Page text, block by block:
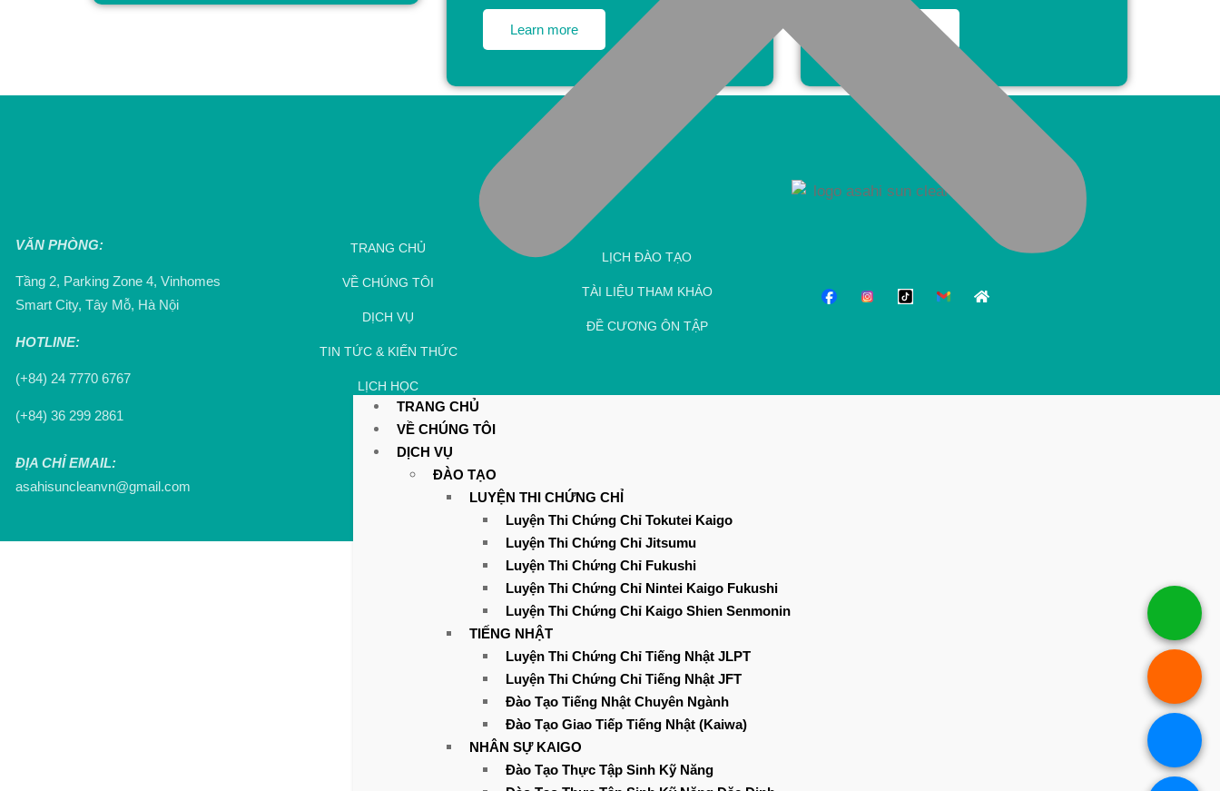
TRANG CHỦ
VỀ CHÚNG TÔI
DỊCH VỤ
ĐÀO TẠO
LUYỆN THI CHỨNG CHỈ
Luyện Thi Chứng Chỉ Tokutei Kaigo
Luyện Thi Chứng Chỉ Jitsumu
Luyện Thi Chứng Chỉ Fukushi
Luyện Thi Chứng Chỉ Nintei Kaigo Fukushi
Luyện Thi Chứng Chỉ Kaigo Shien Senmonin
TIẾNG NHẬT
Luyện Thi Chứng Chỉ Tiếng Nhật JLPT
Luyện Thi Chứng Chỉ Tiếng Nhật JFT
Đào Tạo Tiếng Nhật Chuyên Ngành
Đào Tạo Giao Tiếp Tiếng Nhật (Kaiwa)
NHÂN SỰ KAIGO
Đào Tạo Thực Tập Sinh Kỹ Năng
Learn more
VĂN PHÒNG:
Tầng 2, Parking Zone 4, Vinhomes
Smart City, Tây Mỗ, Hà Nội
HOTLINE:
(+84) 24 7770 6767
(+84) 36 299 2861
ĐỊA CHỈ EMAIL:
asahisuncleanvn@gmail.com
TRANG CHỦ
VỀ CHÚNG TÔI
DỊCH VỤ
TIN TỨC & KIẾN THỨC
LỊCH HỌC
LIÊN HỆ
LỊCH ĐÀO TẠO
TÀI LIỆU THAM KHẢO
ĐỀ CƯƠNG ÔN TẬP